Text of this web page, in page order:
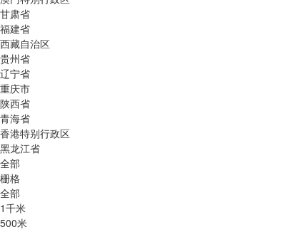
甘肃省
福建省
西藏自治区
贵州省
辽宁省
重庆市
陕西省
青海省
香港特别行政区
黑龙江省
全部
栅格
全部
1千米
500米